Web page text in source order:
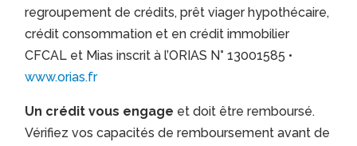
regroupement de crédits, prêt viager hypothécaire,
crédit consommation et en crédit immobilier
CFCAL et Mias inscrit à l’ORIAS N° 13001585 •
www.orias.fr
Un crédit vous engage et doit être remboursé.
Vérifiez vos capacités de remboursement avant de